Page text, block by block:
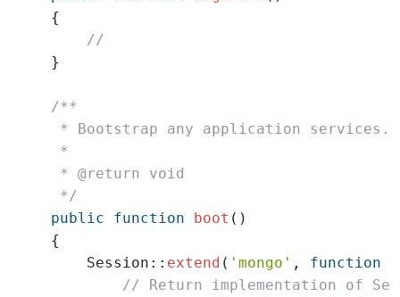
    {
//
    }
/**
     * Bootstrap any application services.
     *
     * @return void
     */
public
function boot ()
    {
        Session::
extend ( 'mongo' , function
// Return implementation of